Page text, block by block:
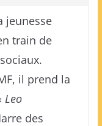
jeunesse
train de
il prend la
Leo
des